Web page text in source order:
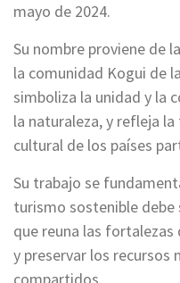
mayo de 2024.
Su nombre proviene de
la comunidad Kogui de
simboliza la unidad y la
la naturaleza, y refleja
cultural de los países
Su trabajo se
turismo sostenible
que reuna las
y preservar los recursos